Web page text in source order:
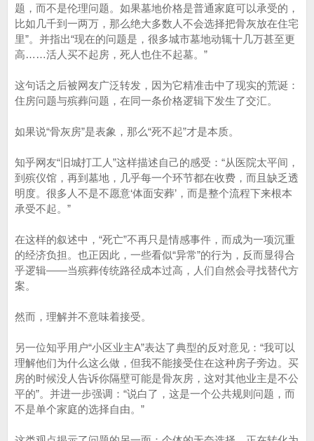
题，而不是伦理问题。如果墓地价格是普通家庭可以承受的，
比如几千到一两万，那么绝大多数人不会选择把骨灰放在住宅
里”。并指出“现在的问题是，很多城市墓地动辄十几万甚至更
高……活人买不起房，死人也住不起墓。”
这句话之后被网友广泛转发，因为它精准击中了现实的荒诞：
住房问题与殡葬问题，在同一条价格逻辑下发生了交汇。
如果说“骨灰房”是表象，那么“死不起”才是本质。
知乎网友“旧城打工人”这样描述自己的感受：“从医院太平间，
到殡仪馆，再到墓地，几乎每一个环节都在收费，而且缺乏透
明度。很多人不是不愿意‘体面安葬’，而是整个流程下来根本
承受不起。”
在这样的叙述中，“死亡”不再只是情感事件，而成为一项沉重
的经济负担。也正因此，一些看似“异常”的行为，反而显得合
乎逻辑——当殡葬传统路径成本过高，人们自然会寻找替代方
案。
然而，理解并不意味着接受。
另一位知乎用户“小区业主A”表达了典型的反对意见：“我可以
理解他们为什么这么做，但我不能接受住在这种房子旁边。买
房的时候没人告诉你隔壁可能是骨灰房，这对其他业主是不公
平的”。并进一步强调：“说白了，这是一个公共规则问题，而
不是单个家庭的选择自由。”